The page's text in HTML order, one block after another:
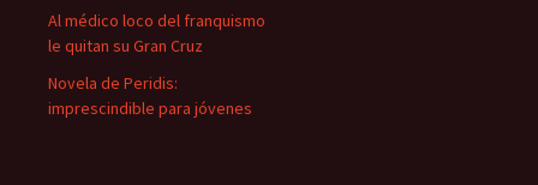
Al médico loco del franquismo
le quitan su Gran Cruz
Novela de Peridis:
imprescindible para jóvenes